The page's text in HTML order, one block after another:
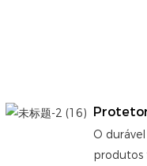
O
produtos